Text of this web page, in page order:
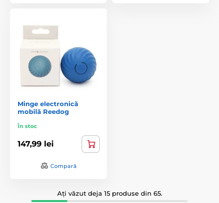
Minge electronică
mobilă Reedog
În stoc
147,99 lei
Compară
Ați văzut deja 15 produse din 65.